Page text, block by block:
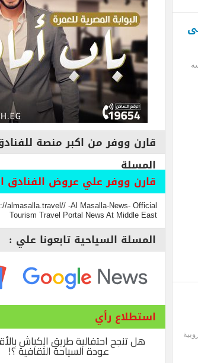
قارن ووفر من اكبر منصة للفنادق مع
المسلة
قارن ووفر علي عروض الفنادق الرخيصة
https://almasalla.travel// -Al Masalla-News- Official
Tourism Travel Portal News At Middle East
المسلة السياحية تابعونا علي :
استطلاع رأي
هل تنجح احتفالية طريق الكباش بالأقصر في
عودة السياحة الثقافية ؟!